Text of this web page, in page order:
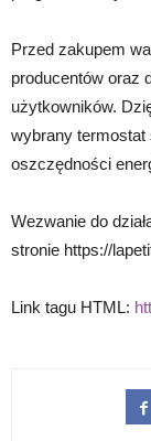
Przed zakupem
producentów oraz
użytkowników.
wybrany termostat
oszczędności
Wezwanie do
stronie https://
Link tagu HTML: